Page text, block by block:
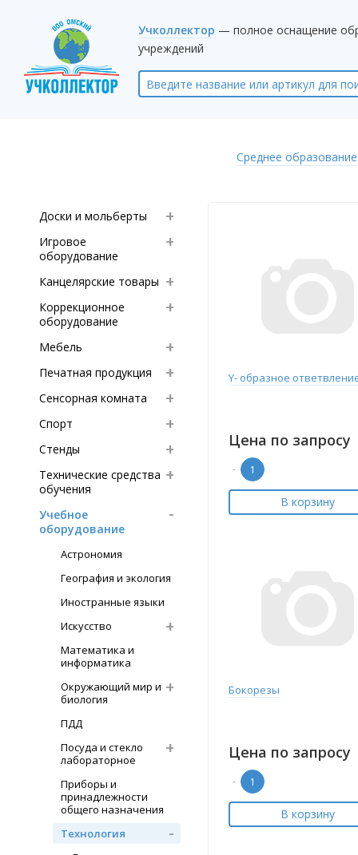
Учколлектор — полное оснащение
учреждений
Среднее образование
Доски и мольберты
Игровое
оборудование
Канцелярские товары
Коррекционное
оборудование
Мебель
Печатная продукция
Сенсорная комната
Спорт
Стенды
Технические средства
обучения
Учебное
оборудование
Астрономия
География и экология
Иностранные языки
Искусство
Математика и
информатика
Окружающий мир и
биология
ПДД
Посуда и стекло
лабораторное
Приборы и
принадлежности
общего назначения
Технология
Y- образное
Цена по запросу
-
В корзину
Бокорезы
Цена по запросу
-
В корзину